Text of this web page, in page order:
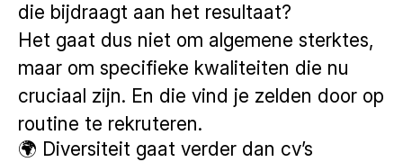
die bijdraagt aan het resultaat?
Het gaat dus niet om algemene sterktes,
maar om specifieke kwaliteiten die nu
cruciaal zijn. En die vind je zelden door op
routine te rekruteren.
🌍 Diversiteit gaat verder dan cv’s